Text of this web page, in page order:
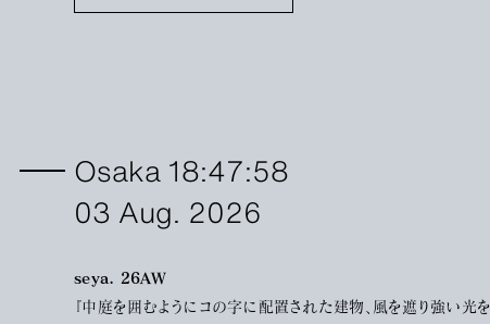
Osaka 18:47:58
03 Aug. 2026
seya. 26AW
『中庭を囲むようにコの字に配置された建物、風を遮り強い光を